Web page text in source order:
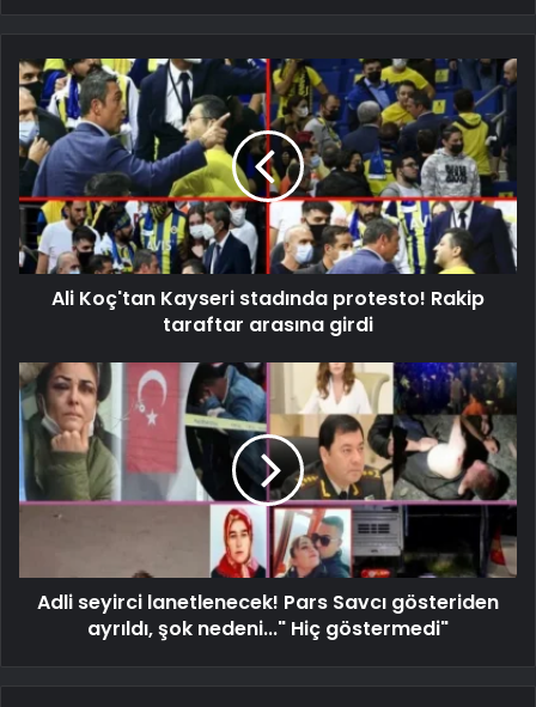
Ali Koç'tan Kayseri stadında protesto! Rakip
taraftar arasına girdi
Adli seyirci lanetlenecek! Pars Savcı gösteriden
ayrıldı, şok nedeni..." Hiç göstermedi"